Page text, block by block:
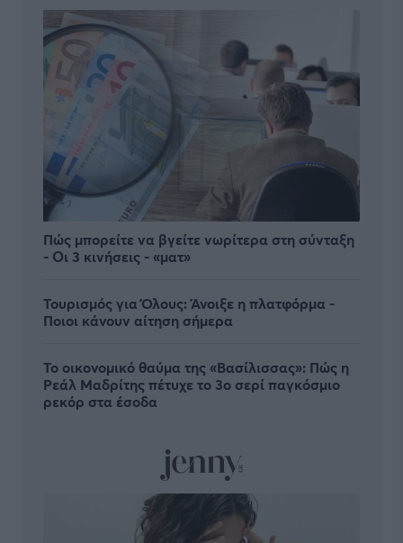
Πώς μπορείτε να βγείτε νωρίτερα στη σύνταξη
- Οι 3 κινήσεις - «ματ»
Τουρισμός για Όλους: Άνοιξε η πλατφόρμα -
Ποιοι κάνουν αίτηση σήμερα
Το οικονομικό θαύμα της «Βασίλισσας»: Πώς η
Ρεάλ Μαδρίτης πέτυχε το 3ο σερί παγκόσμιο
ρεκόρ στα έσοδα